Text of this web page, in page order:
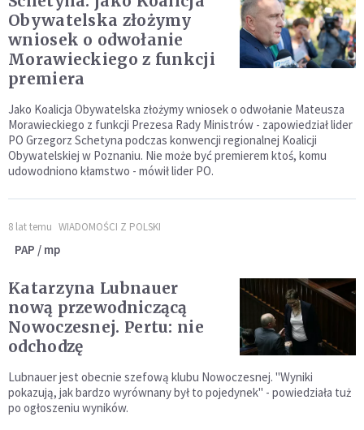
Obywatelska złożymy
wniosek o odwołanie
Morawieckiego z funkcji
premiera
Jako Koalicja Obywatelska złożymy wniosek o odwołanie Mateusza
Morawieckiego z funkcji Prezesa Rady Ministrów - zapowiedział lider
PO Grzegorz Schetyna podczas konwencji regionalnej Koalicji
Obywatelskiej w Poznaniu. Nie może być premierem ktoś, komu
udowodniono kłamstwo - mówił lider PO.
8 lat temu WIADOMOŚCI Z POLSKI
PAP / mp
Katarzyna Lubnauer
nową przewodniczącą
Nowoczesnej. Pertu: nie
odchodzę
Lubnauer jest obecnie szefową klubu Nowoczesnej. "Wyniki
pokazują, jak bardzo wyrównany był to pojedynek" - powiedziała tuż
po ogłoszeniu wyników.